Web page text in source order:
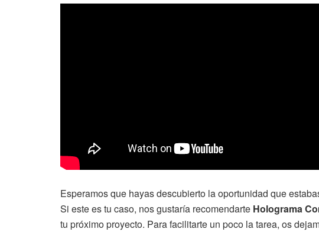
Esperamos que hayas descubierto la oportunidad que
Si este es tu caso, nos gustaría recomendarte Holograma
tu próximo proyecto. Para facilitarte un poco la tarea, os